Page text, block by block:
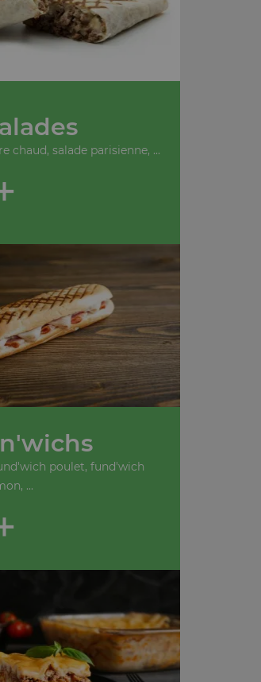
chaud, salade parisienne, ...
poulet, fund'wich
...